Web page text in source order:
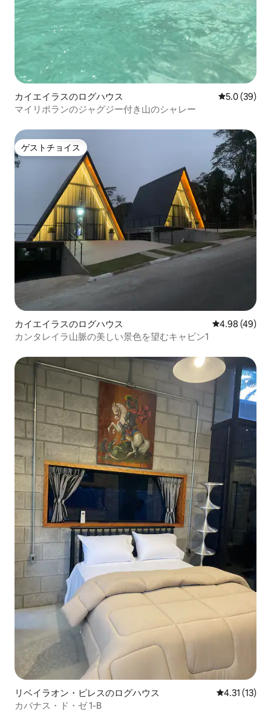
カイエイラスのログハウス レビュー39
5.0 (39)
マイリポランのジャグジー付き山のシャレー
ゲストチョイス
ゲストチョイス
カイエイラスのログハウス レビュー49
4.98 (49)
カンタレイラ山脈の美しい景色を望むキャビン1
リベイラオン・ピレスのログハウス レビュー13
4.31 (13)
カバナス・ド・ゼ 1-B